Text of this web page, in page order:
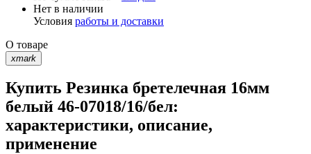
Нет в наличии
Условия работы и доставки
О товаре
xmark
Купить Резинка бретелечная 16мм
белый 46-07018/16/бел:
характеристики, описание,
применение